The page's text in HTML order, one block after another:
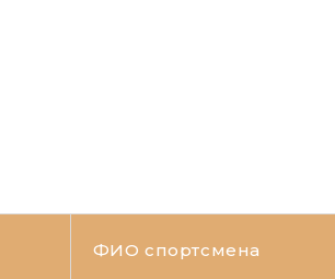
ФИО спортсмена